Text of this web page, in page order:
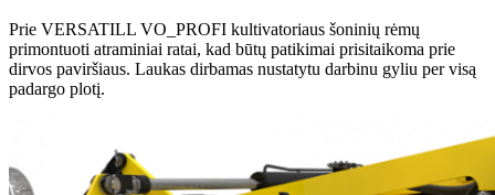
Prie VERSATILL VO_PROFI kultivatoriaus šoninių rėmų
primontuoti atraminiai ratai, kad būtų patikimai prisitaikoma prie
dirvos paviršiaus. Laukas dirbamas nustatytu darbinu gyliu per visą
padargo plotį.